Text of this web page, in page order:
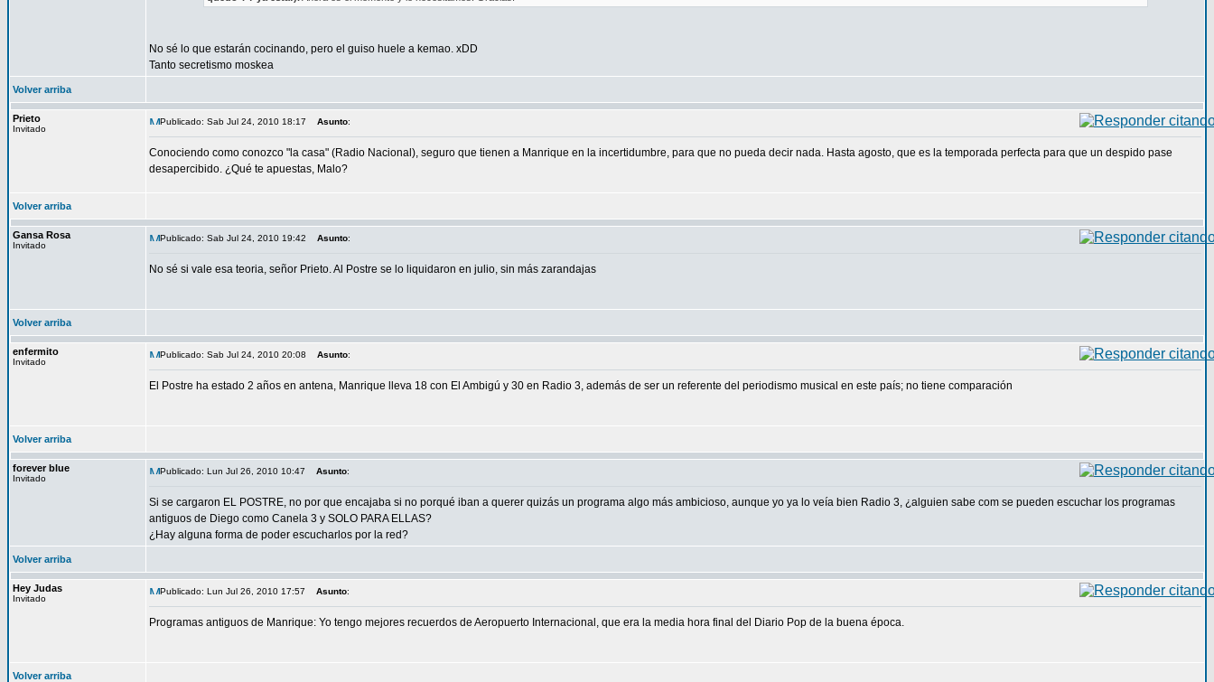
No sé lo que estarán cocinando, pero el guiso huele a kemao. xDD
Tanto secretismo moskea
Volver arriba
Prieto
Invitado
Publicado: Sab Jul 24, 2010 18:17 Asunto:
Conociendo como conozco "la casa" (Radio Nacional), seguro que tienen a Manrique en la incertidumbre, para que no pueda decir nada. Hasta agosto, que es la temporada perfecta para que un despido pase
desapercibido. ¿Qué te apuestas, Malo?
Volver arriba
Gansa Rosa
Invitado
Publicado: Sab Jul 24, 2010 19:42 Asunto:
No sé si vale esa teoria, señor Prieto. Al Postre se lo liquidaron en julio, sin más zarandajas
Volver arriba
enfermito
Invitado
Publicado: Sab Jul 24, 2010 20:08 Asunto:
El Postre ha estado 2 años en antena, Manrique lleva 18 con El Ambigú y 30 en Radio 3, además de ser un referente del periodismo musical en este país; no tiene comparación
Volver arriba
forever blue
Invitado
Publicado: Lun Jul 26, 2010 10:47 Asunto:
Si se cargaron EL POSTRE, no por que encajaba si no porqué iban a querer quizás un programa algo más ambicioso, aunque yo ya lo veía bien Radio 3, ¿alguien sabe com se pueden escuchar los programas
antiguos de Diego como Canela 3 y SOLO PARA ELLAS?
¿Hay alguna forma de poder escucharlos por la red?
Volver arriba
Hey Judas
Invitado
Publicado: Lun Jul 26, 2010 17:57 Asunto:
Programas antiguos de Manrique: Yo tengo mejores recuerdos de Aeropuerto Internacional, que era la media hora final del Diario Pop de la buena época.
Volver arriba